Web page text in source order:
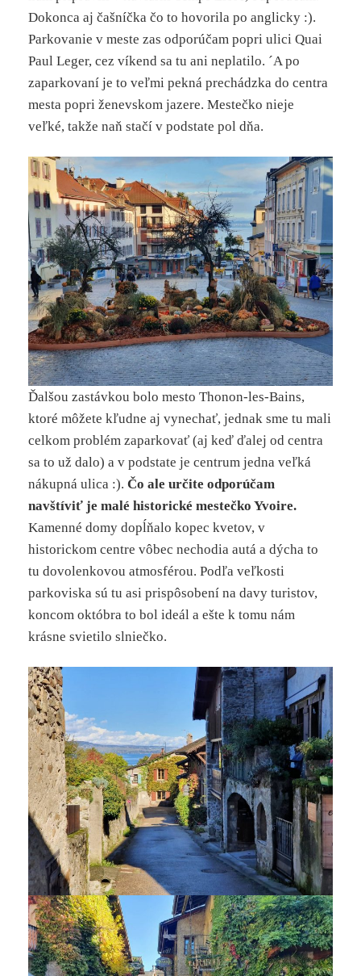
Dokonca aj čašníčka čo to hovorila po anglicky :).
Parkovanie v meste zas odporúčam popri ulici Quai
Paul Leger, cez víkend sa tu ani neplatilo. ´A po
zaparkovaní je to veľmi pekná prechádzka do centra
mesta popri ženevskom jazere. Mestečko nieje
veľké, takže naň stačí v podstate pol dňa.
Ďalšou zastávkou bolo mesto Thonon-les-Bains,
ktoré môžete kľudne aj vynechať, jednak sme tu mali
celkom problém zaparkovať (aj keď ďalej od centra
sa to už dalo) a v podstate je centrum jedna veľká
nákupná ulica :).Čo ale určite odporúčam
navštíviť je malé historické mestečko Yvoire.
Kamenné domy dopĺňalo kopec kvetov, v
historickom centre vôbec nechodia autá a dýcha to
tu dovolenkovou atmosférou. Podľa veľkosti
parkoviska sú tu asi prispôsobení na davy turistov,
koncom októbra to bol ideál a ešte k tomu nám
krásne svietilo slniečko.